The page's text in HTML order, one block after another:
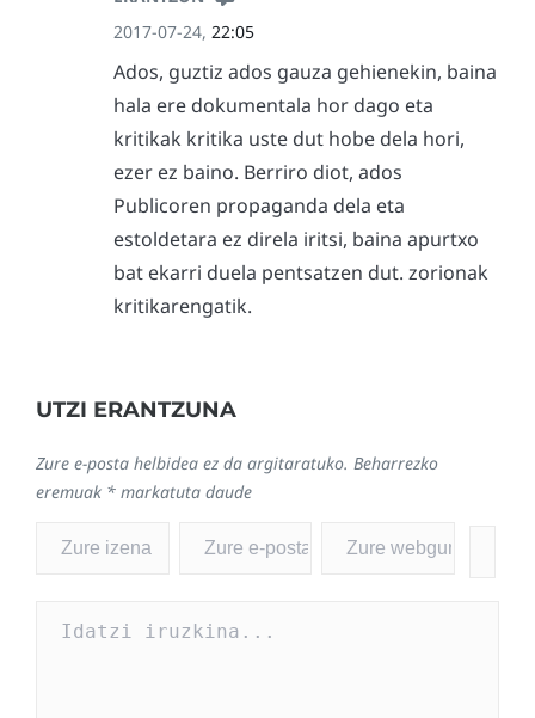
2017-07-24, 22:05
Ados, guztiz ados gauza gehienekin, baina
hala ere dokumentala hor dago eta
kritikak kritika uste dut hobe dela hori,
ezer ez baino. Berriro diot, ados
Publicoren propaganda dela eta
estoldetara ez direla iritsi, baina apurtxo
bat ekarri duela pentsatzen dut. zorionak
kritikarengatik.
UTZI ERANTZUNA
Zure e-posta helbidea ez da argitaratuko. Beharrezko
eremuak * markatuta daude